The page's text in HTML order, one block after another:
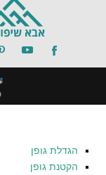
הגדלת גופן
הקטנת גופן